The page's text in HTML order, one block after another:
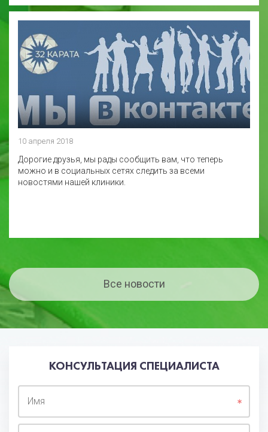
10 апреля 2018
Дорогие друзья, мы рады сообщить вам, что теперь
можно и в социальных сетях следить за всеми
новостями нашей клиники.
Все новости
КОНСУЛЬТАЦИЯ СПЕЦИАЛИСТА
Имя